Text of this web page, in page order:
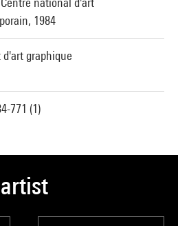
1984
d'art graphique
771 (1)